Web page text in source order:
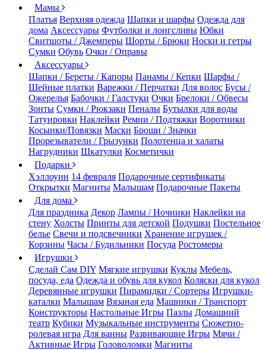
Мамы
Платья Верхняя одежда Шапки и шарфы Одежда для
дома Аксессуары Футболки и лонгсливы Юбки
Свитшоты / Джемперы Шорты / Брюки Носки и гетры
Сумки Обувь Очки / Оправы
Аксессуары
Шапки / Береты / Капоры Панамы / Кепки Шарфы /
Шейные платки Варежки / Перчатки Для волос Бусы /
Ожерелья Бабочки / Галстуки Очки Брелоки / Обвесы
Зонты Сумки / Рюкзаки Пеналы Бутылки для воды
Татуировки Наклейки Ремни / Подтяжки Воротники
Косынки/Повязки Маски Броши / Значки
Прорезыватели / Грызунки Полотенца и халаты
Нагрудники Шкатулки Косметички
Подарки
Хэллоуин 14 февраля Подарочные сертификаты
Открытки Магниты Малышам Подарочные Пакеты
Для дома
Для праздника Декор Лампы / Ночники Наклейки на
стену Холсты Принты для детской Подушки Постельное
белье Свечи и подсвечники Хранение игрушек /
Корзины Часы / Будильники Посуда Ростомеры
Игрушки
Сделай Сам DIY Мягкие игрушки Куклы Мебель,
посуда, еда Одежда и обувь для кукол Коляски для кукол
Деревянные игрушки Пирамидки / Сортеры Игрушки-
каталки Малышам Вязаная еда Машинки / Транспорт
Конструкторы Настольные Игры Пазлы Домашний
театр Кубики Музыкальные инструменты Сюжетно-
ролевая игра Для ванны Развивающие Игры Мячи /
Активные Игры Головоломки Магниты